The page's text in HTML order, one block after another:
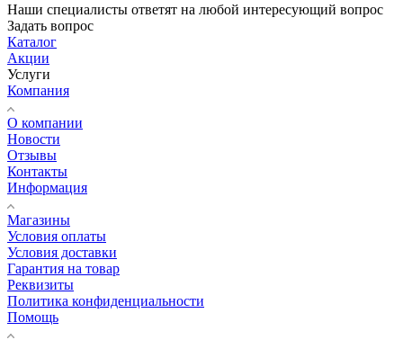
Наши специалисты ответят на любой интересующий вопрос
Задать вопрос
Каталог
Акции
Услуги
Компания
О компании
Новости
Отзывы
Контакты
Информация
Магазины
Условия оплаты
Условия доставки
Гарантия на товар
Реквизиты
Политика конфиденциальности
Помощь